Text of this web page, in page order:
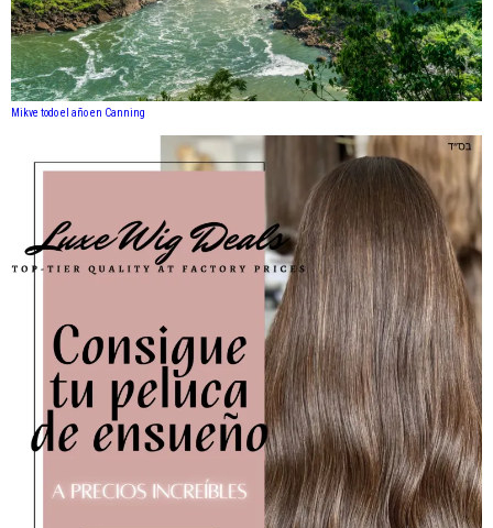
Mikve todo el año en Canning